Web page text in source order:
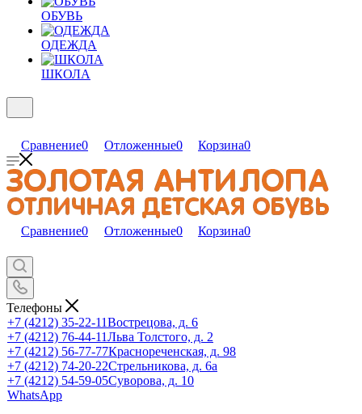
ОБУВЬ
ОДЕЖДА
ШКОЛА
Сравнение0 Отложенные0 Корзина0
Сравнение0 Отложенные0 Корзина0
Телефоны
+7 (4212) 35-22-11Вострецова, д. 6
+7 (4212) 76-44-11Льва Толстого, д. 2
+7 (4212) 56-77-77Краснореченская, д. 98
+7 (4212) 74-20-22Стрельникова, д. 6а
+7 (4212) 54-59-05Суворова, д. 10
WhatsApp